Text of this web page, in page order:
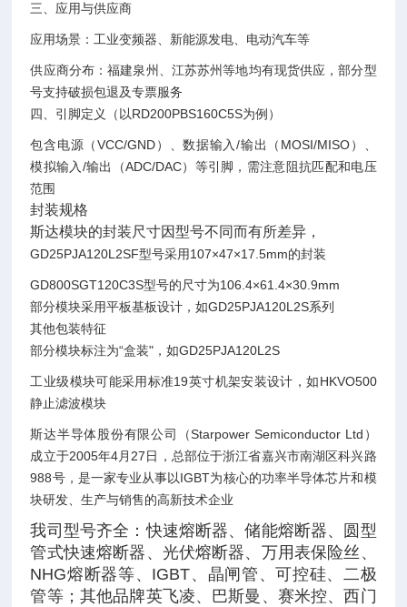
三、应用与供应商
应用场景‌：工业变频器、新能源发电、电动汽车等‌
供应商分布‌：福建泉州、江苏苏州等地均有现货供应，部分型
号支持破损包退及专票服务‌
四、引脚定义（以RD200PBS160C5S为例）
包含电源（VCC/GND）、数据输入/输出（MOSI/MISO）、
模拟输入/输出（ADC/DAC）等引脚，需注意阻抗匹配和电压
范围‌
封装规格
斯达模块的封装尺寸因型号不同而有所差异，
GD25PJA120L2SF型号采用107×47×17.5mm的封装‌
GD800SGT120C3S型号的尺寸为106.4×61.4×30.9mm‌
部分模块采用平板基板设计，如GD25PJA120L2S系列‌
其他包装特征
部分模块标注为“盒装"，如GD25PJA120L2S‌
工业级模块可能采用标准19英寸机架安装设计，如HKVO500
静止滤波模块‌
斯达半导体股份有限公司（Starpower Semiconductor Ltd）
成立于2005年4月27日，总部位于浙江省嘉兴市南湖区科兴路
988号，是一家专业从事以IGBT为核心的功率半导体芯片和模
块研发、生产与销售的高新技术企业
我司型号齐全：快速熔断器、储能熔断器、圆型
管式快速熔断器、光伏熔断器、万用表保险丝、
NHG熔断器等、IGBT、晶闸管、可控硅、二极
管等；其他品牌英飞凌、巴斯曼、赛米控、西门